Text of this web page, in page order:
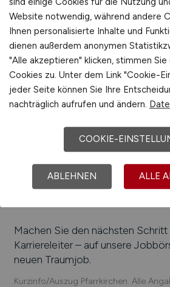
Beliebte Arbeitgeber in
attraktive Jobangebote bieten:
Corporation GmbH & Co. KG,
Lignopan Holzwerke
Rottal-Inn, WEKO Wohnen
GmbH & Co. KG, Develey Senf &
Laumer GmbH & Co. KG, Walter
Setzermann Division
Pfarrkirchenund Umgebung
sich auf unserem Stellenmarkt
Machen Sie den nächsten Schritt
Karriereleiter – auf unsere
neuen Traumjob.
Kurzinfo/Auszug Pfarrkirchen. Alle
Website notwendig, während andere
Ihnen personalisierte Inhalte und
dienen außerdem anonymen
"Alle akzeptieren" klicken, stimmen
Cookies zu. Unter dem Link "Cookie-
jeder Seite können Sie Ihre
nachträglich aufrufen und ändern.
COOKIE-
ABLEHNEN ALLE